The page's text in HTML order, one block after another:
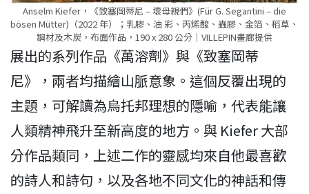
Anselm Kiefer，《致塞岡蒂尼 – 壞母親們》(Für G. Segantini – die
bösen Mütter)（2022 年）；乳膠、油 彩、丙烯酸、蟲膠、金箔、稻草、
鋼材及木炭，布面作品，190 x 280 公分｜VILLEPIN畫廊提供
展出的系列作品《萬溶劑》與《致塞岡蒂
尼》，兩者均描繪山脈意象。這個反覆出現的
主題，可解讀為烏托邦理想的隱喻，代表能讓
人類精神飛升至新高度的地方。與 Kiefer 大部
分作品類同，上述二作的靈感均來自他最喜歡
的詩人和詩句，以及各地不同文化的神話和傳